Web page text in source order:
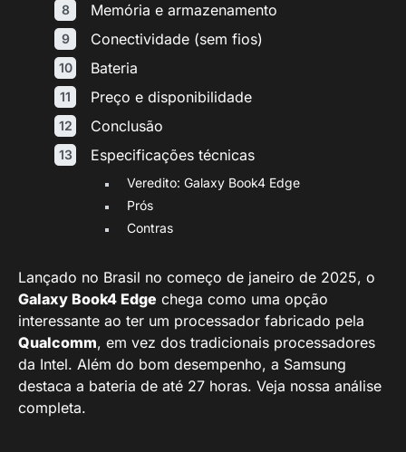
Memória e armazenamento
Conectividade (sem fios)
Bateria
Preço e disponibilidade
Conclusão
Especificações técnicas
Veredito: Galaxy Book4 Edge
Prós
Contras
Lançado no Brasil no começo de janeiro de 2025, o
Galaxy Book4 Edge chega como uma opção
interessante ao ter um processador fabricado pela
Qualcomm, em vez dos tradicionais processadores
da Intel. Além do bom desempenho, a Samsung
destaca a bateria de até 27 horas. Veja nossa análise
completa.